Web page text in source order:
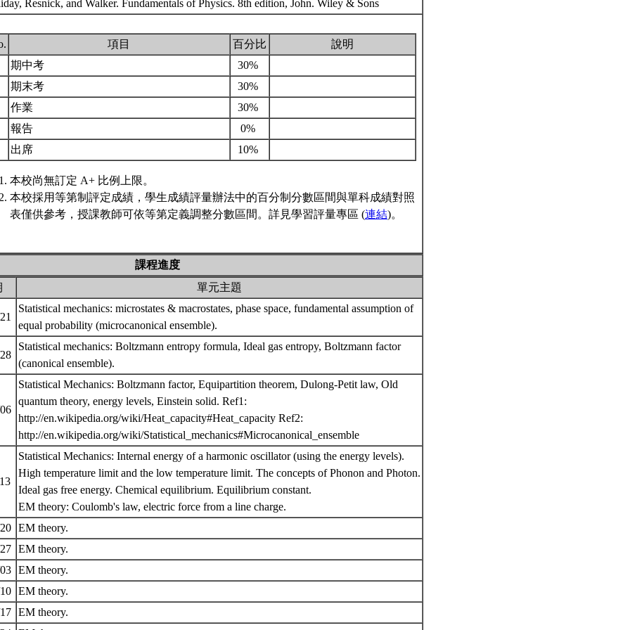
Resnick, and Walker. Fundamentals of Physics. 8th edition, John. Wiley & Sons
項目 百分比
說明
期中考
30%
期末考
30%
作業
30%
報告
0%
出席 10%
本校尚無訂定 A+ 比例上限。
本校採用等第制評定成績，學生成績評量辦法中的百分制分數區間與單科成績對照
表僅供參考，授課教師可依等第定義調整分數區間。詳見學習評量專區 (連結)。
課程進度
單元主題
Statistical mechanics: microstates & macrostates, phase space, fundamental assumption of
equal probability (microcanonical ensemble).
Statistical mechanics: Boltzmann entropy formula, Ideal gas entropy, Boltzmann factor
(canonical ensemble).
Statistical Mechanics: Boltzmann factor, Equipartition theorem, Dulong-Petit law, Old
quantum theory, energy levels, Einstein solid. Ref1:
http://en.wikipedia.org/wiki/Heat_capacity#Heat_capacity Ref2:
http://en.wikipedia.org/wiki/Statistical_mechanics#Microcanonical_ensemble
Statistical Mechanics: Internal energy of a harmonic oscillator (using the energy levels).
High temperature limit and the low temperature limit. The concepts of Phonon and Photon.
Ideal gas free energy. Chemical equilibrium. Equilibrium constant.
EM theory: Coulomb's law, electric force from a line charge.
EM theory.
EM theory.
EM theory.
EM theory.
EM theory.